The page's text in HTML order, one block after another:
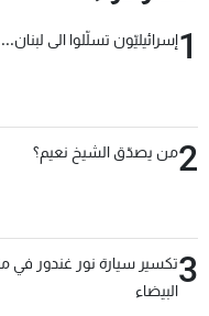
1إسرائيليّون تسلّلوا الى
2من يصدّق الشيخ نعيم؟
3تكسير سيارة نور غندور في
البيضاء
عن MTV
الإنـتـاج